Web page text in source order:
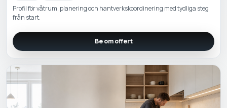
Profil för våtrum, planering och hantverkskoordinering med tydliga steg
från start.
Be om offert